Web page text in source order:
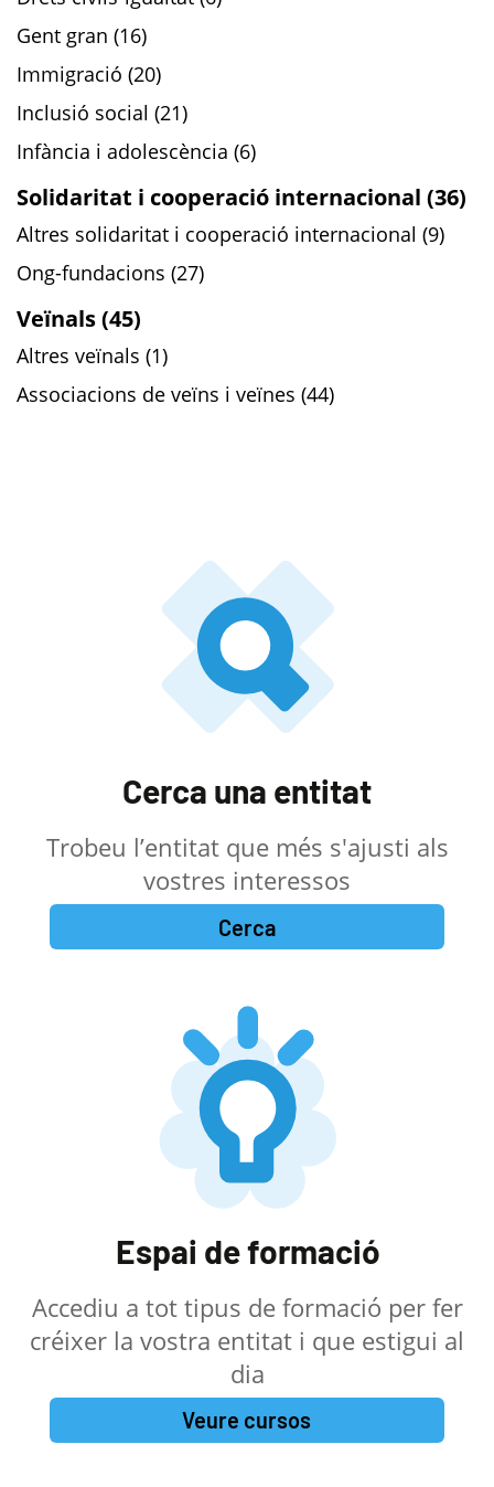
Gent gran (16)
Immigració (20)
Inclusió social (21)
Infància i adolescència (6)
Solidaritat i cooperació internacional (36)
Altres solidaritat i cooperació internacional (9)
Ong-fundacions (27)
Veïnals (45)
Altres veïnals (1)
Associacions de veïns i veïnes (44)
Cerca una entitat
Trobeu l’entitat que més s'ajusti als
vostres interessos
Cerca
Espai de formació
Accediu a tot tipus de formació per fer
créixer la vostra entitat i que estigui al
dia
Veure cursos